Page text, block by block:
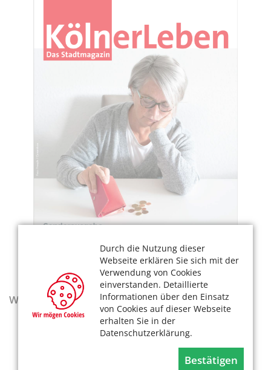
Durch die Nutzung dieser
Webseite erklären Sie sich mit der
Verwendung von Cookies
einverstanden. Detaillierte
Informationen über den Einsatz
von Cookies auf dieser Webseite
erhalten Sie in der
Datenschutzerklärung.
Bestätigen
Wegweiser - Aktualisierte Ausgabe 2025–2027